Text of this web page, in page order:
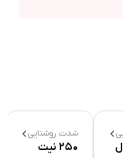
شدت روشنایی
250 نیت